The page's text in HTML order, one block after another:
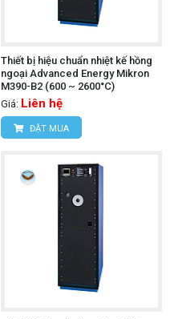
Thiết bị hiệu chuẩn nhiệt kế hồng
ngoại Advanced Energy Mikron
M390-B2 (600 ~ 2600°C)
Giá: Liên hệ
ĐẶT MUA